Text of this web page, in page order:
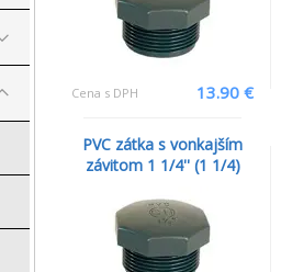
Cena s DPH 13.90 €
PVC zátka s vonkajším
závitom 1 1/4'' (1 1/4)